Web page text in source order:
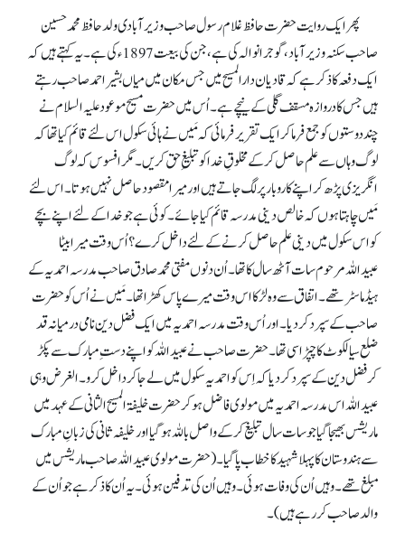
پھر ایک روایت حضرت حافظ غلام رسول صاحب وزیر آبادی ولد حافظ محمد حسین
صاحب سکنہ وزیر آباد، گوجرانوالہ کی ہے، جن کی بیعت 1897ء کی ہے۔ یہ کہتے ہیں کہ
ایک دفعہ کا ذکر ہے کہ قادیان دارالمسیح میں جس مکان میں میاں بشیر احمد صاحب رہتے
ہیں جس کا دروازہ مسقف گلی کے نیچے ہے۔ اُس میں حضرت مسیح موعود علیہ السلام نے
چند دوستوں کو جمع فرما کر ایک تقریر فرمائی کہ مَیں نے ہائی سکول اس لئے قائم کیا تھا کہ
لوگ وہاں سے علم حاصل کر کے مخلوقِ خدا کو تبلیغِ حق کریں۔ مگر افسوس کہ لوگ
انگریزی پڑھ کر اپنے کاروبار پر لگ جاتے ہیں اور میرا مقصود حاصل نہیں ہوتا۔ اس لئے
مَیں چاہتا ہوں کہ خالص دینی مدرسہ قائم کیا جائے۔ کوئی ہے جو خدا کے لئے اپنے بچے
کو اس سکول میں دینی علم حاصل کرنے کے لئے داخل کرے؟ اُس وقت میرا بیٹا
عبیداللہ مرحوم سات آٹھ سال کا تھا۔ اُن دنوں مفتی محمد صادق صاحب مدرسہ احمدیہ کے
ہیڈ ماسٹر تھے۔ اتفاق سے وہ لڑکا اس وقت میرے پاس کھڑا تھا۔ مَیں نے اُس کو حضرت
صاحب کے سپرد کر دیا۔ اور اُس وقت مدرسہ احمدیہ میں ایک فضل دین نامی درمیانہ قد
ضلع سیالکوٹ کا چپڑاسی تھا۔ حضرت صاحب نے عبیداللہ کو اپنے دستِ مبارک سے پکڑ
کر فضل دین کے سپرد کر دیا کہ اِس کو احمدیہ سکول میں لے جا کر داخل کرو۔ الغرض وہی
عبیداللہ اس مدرسہ احمدیہ میں مولوی فاضل ہو کر حضرت خلیفۃ المسیح الثانی کے عہد میں
ماریشس بھیجا گیا جو سات سال تبلیغ کر کے واصل باللہ ہو گیا اور خلیفہ ثانی کی زبانِ مبارک
سے ہندوستان کا پہلا شہید کا خطاب پا گیا۔ (حضرت مولوی عبیداللہ صاحب ماریشس میں
مبلغ تھے۔ وہیں اُن کی وفات ہوئی۔ وہیں اُن کی تدفین ہوئی۔ یہ اُن کا ذکر ہے جو اُن کے
والد صاحب کر رہے ہیں)۔